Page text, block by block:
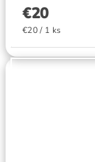
€20
€20 / 1 ks